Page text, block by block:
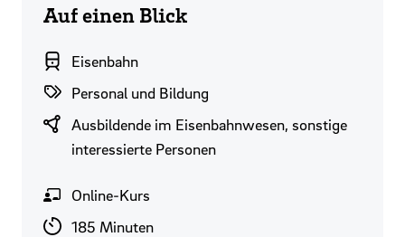
Auf einen Blick
Branchenbereich
Eisenbahn
Themenwelten
Personal und Bildung
Zielgruppen
Ausbildende im Eisenbahnwesen, sonstige
interessierte Personen
FormatOnline-Kurs
Lernzeit185 Minuten